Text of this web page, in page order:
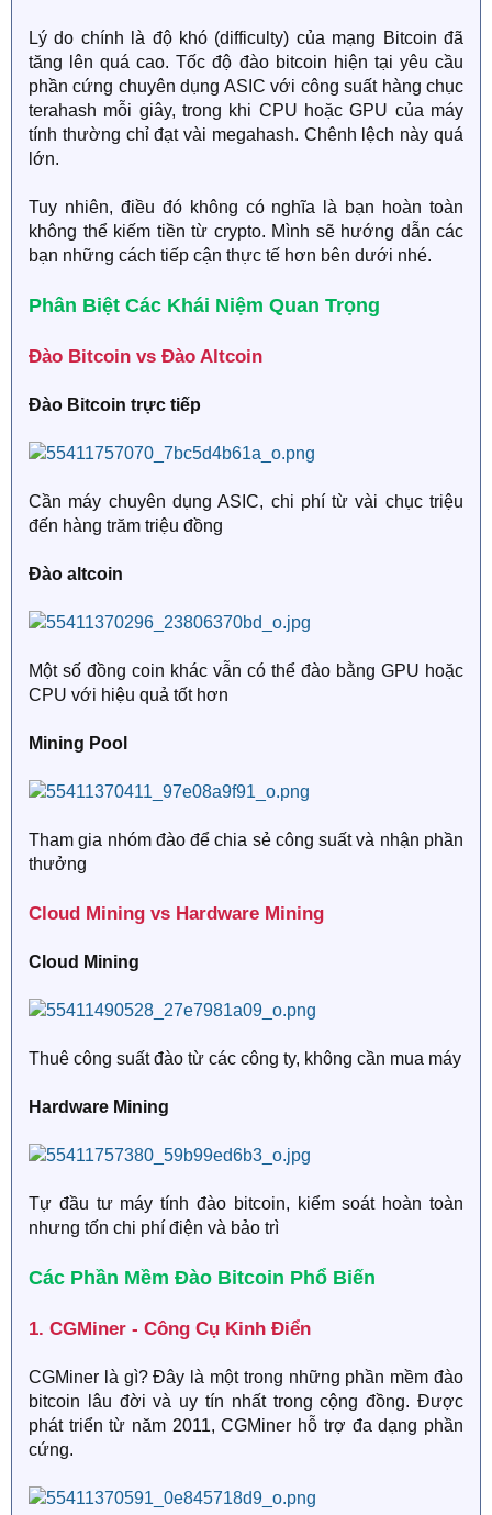
Lý do chính là độ khó (difficulty) của mạng Bitcoin đã
tăng lên quá cao. Tốc độ đào bitcoin hiện tại yêu cầu
phần cứng chuyên dụng ASIC với công suất hàng chục
terahash mỗi giây, trong khi CPU hoặc GPU của máy
tính thường chỉ đạt vài megahash. Chênh lệch này quá
lớn.
Tuy nhiên, điều đó không có nghĩa là bạn hoàn toàn
không thể kiếm tiền từ crypto. Mình sẽ hướng dẫn các
bạn những cách tiếp cận thực tế hơn bên dưới nhé.
Phân Biệt Các Khái Niệm Quan Trọng​
Đào Bitcoin vs Đào Altcoin​
Đào Bitcoin trực tiếp
Cần máy chuyên dụng ASIC, chi phí từ vài chục triệu
đến hàng trăm triệu đồng
Đào altcoin
Một số đồng coin khác vẫn có thể đào bằng GPU hoặc
CPU với hiệu quả tốt hơn
Mining Pool
Tham gia nhóm đào để chia sẻ công suất và nhận phần
thưởng
Cloud Mining vs Hardware Mining​
Cloud Mining
Thuê công suất đào từ các công ty, không cần mua máy
Hardware Mining
Tự đầu tư máy tính đào bitcoin, kiểm soát hoàn toàn
nhưng tốn chi phí điện và bảo trì
Các Phần Mềm Đào Bitcoin Phổ Biến​
1. CGMiner - Công Cụ Kinh Điển​
CGMiner là gì? Đây là một trong những phần mềm đào
bitcoin lâu đời và uy tín nhất trong cộng đồng. Được
phát triển từ năm 2011, CGMiner hỗ trợ đa dạng phần
cứng.